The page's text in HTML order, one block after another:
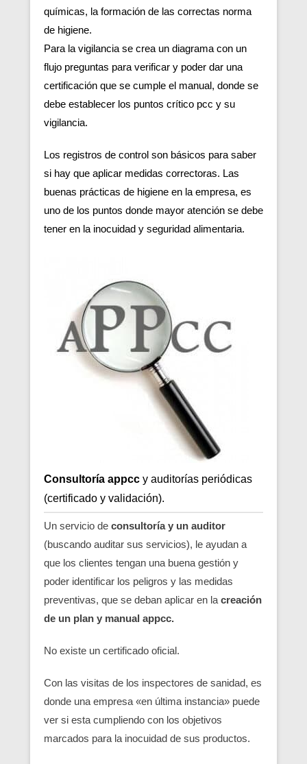
químicas, la formación de las correctas norma
de higiene.
Para la vigilancia se crea un diagrama con un
flujo preguntas para verificar y poder dar una
certificación que se cumple el manual, donde se
debe establecer los puntos crítico pcc y su
vigilancia.
Los registros de control son básicos para saber
si hay que aplicar medidas correctoras. Las
buenas prácticas de higiene en la empresa, es
uno de los puntos donde mayor atención se debe
tener en la inocuidad y seguridad alimentaria.
Consultoría appcc y auditorías periódicas
(certificado y validación).
Un servicio de consultoría y un auditor
(buscando auditar sus servicios), le ayudan a
que los clientes tengan una buena gestión y
poder identificar los peligros y las medidas
preventivas, que se deban aplicar en la creación
de un plan y manual appcc.
No existe un certificado oficial.
Con las visitas de los inspectores de sanidad, es
donde una empresa «en última instancia» puede
ver si esta cumpliendo con los objetivos
marcados para la inocuidad de sus productos.